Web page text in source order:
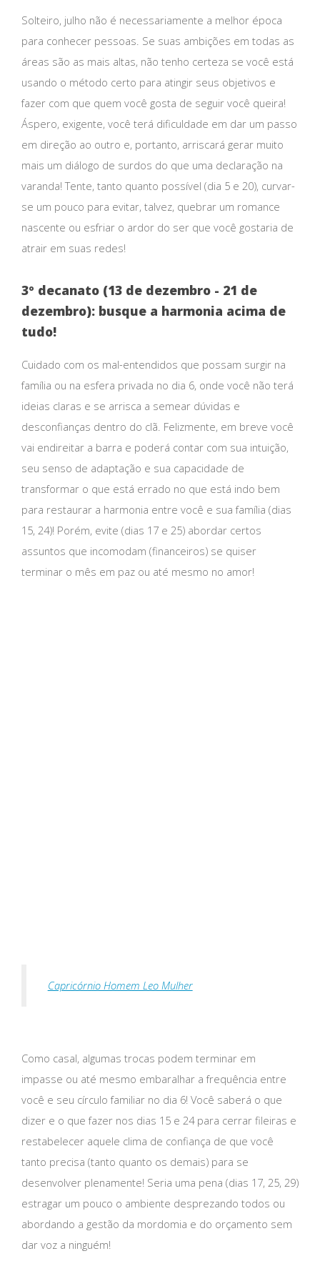
Solteiro, julho não é necessariamente a melhor época
para conhecer pessoas. Se suas ambições em todas as
áreas são as mais altas, não tenho certeza se você está
usando o método certo para atingir seus objetivos e
fazer com que quem você gosta de seguir você queira!
Áspero, exigente, você terá dificuldade em dar um passo
em direção ao outro e, portanto, arriscará gerar muito
mais um diálogo de surdos do que uma declaração na
varanda! Tente, tanto quanto possível (dia 5 e 20), curvar-
se um pouco para evitar, talvez, quebrar um romance
nascente ou esfriar o ardor do ser que você gostaria de
atrair em suas redes!
3º decanato (13 de dezembro - 21 de
dezembro): busque a harmonia acima de
tudo!
Cuidado com os mal-entendidos que possam surgir na
família ou na esfera privada no dia 6, onde você não terá
ideias claras e se arrisca a semear dúvidas e
desconfianças dentro do clã. Felizmente, em breve você
vai endireitar a barra e poderá contar com sua intuição,
seu senso de adaptação e sua capacidade de
transformar o que está errado no que está indo bem
para restaurar a harmonia entre você e sua família (dias
15, 24)! Porém, evite (dias 17 e 25) abordar certos
assuntos que incomodam (financeiros) se quiser
terminar o mês em paz ou até mesmo no amor!
Capricórnio Homem Leo Mulher
Como casal, algumas trocas podem terminar em
impasse ou até mesmo embaralhar a frequência entre
você e seu círculo familiar no dia 6! Você saberá o que
dizer e o que fazer nos dias 15 e 24 para cerrar fileiras e
restabelecer aquele clima de confiança de que você
tanto precisa (tanto quanto os demais) para se
desenvolver plenamente! Seria uma pena (dias 17, 25, 29)
estragar um pouco o ambiente desprezando todos ou
abordando a gestão da mordomia e do orçamento sem
dar voz a ninguém!